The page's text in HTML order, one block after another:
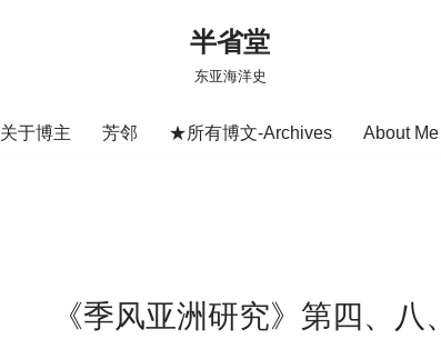
半省堂
东亚海洋史
关于博主 芳邻 ★所有博文-Archives About Me
《季风亚洲研究》第四、八、